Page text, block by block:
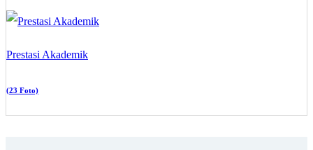
Prestasi Akademik
(23 Foto)